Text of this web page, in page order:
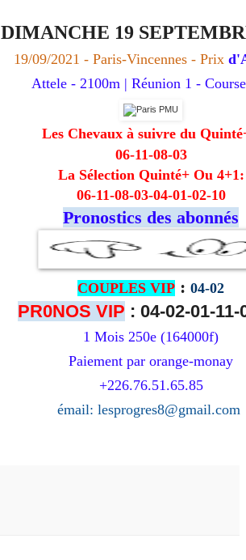
DIMANCHE 19
19/09/2021 - Paris-Vincennes - Prix
Attele - 2100m | Réunion 1 -
Les Chevaux à suivre du
06-11-08-03
La Sélection Quinté+ Ou 4+1:
06-11-08-03-04-01-02-10
Pronostics des abonnés
COUPLES VIP : 04-02
PR0NOS VIP : 04-02-01-11-
1 Mois 250e (164000f)
Paiement par orange-monay
+226.76.51.65.85
émail: lesprogres8@gmail.com